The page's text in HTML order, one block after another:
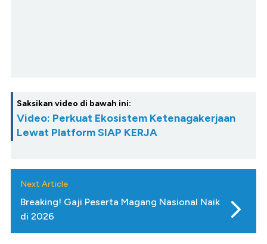
Saksikan video di bawah ini:
Video: Perkuat Ekosistem Ketenagakerjaan
Lewat Platform SIAP KERJA
Next Article
Breaking! Gaji Peserta Magang Nasional Naik
di 2026